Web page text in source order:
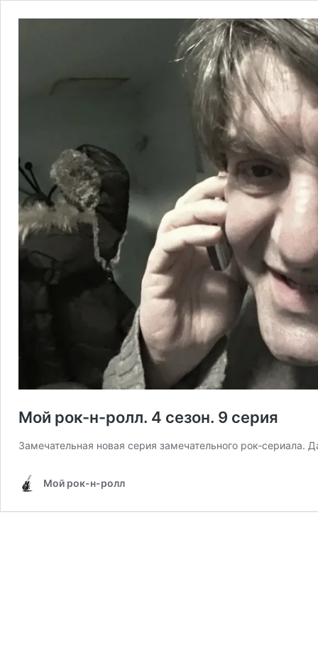
Мой рок-н-ролл. 4 сезон. 9 серия
Замечательная новая серия замечательного рок-сериала.
Мой рок-н-ролл